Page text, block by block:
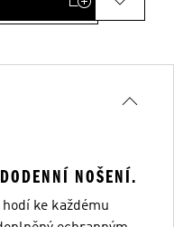
NOŠENÍ.
hodí ke každému